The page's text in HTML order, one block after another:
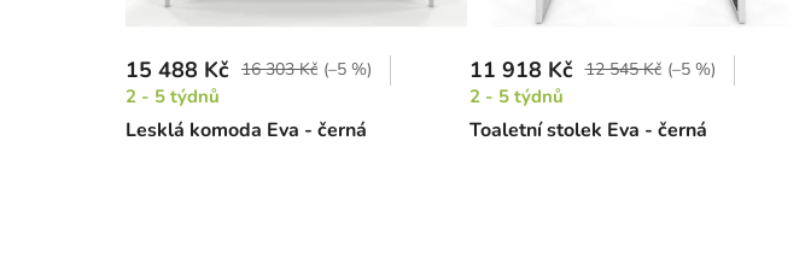
Lesklá komoda Eva - černá
15 488 Kč 16 303 Kč (–5 %)
2 - 5 týdnů
Toaletní stolek Eva - černá
11 918 Kč 12 545 Kč (–5 %)
2 - 5 týdnů